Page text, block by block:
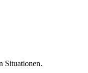
Situationen.